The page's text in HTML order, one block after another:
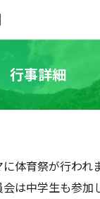
行事詳細
体育祭が行われ
は中学生も参加